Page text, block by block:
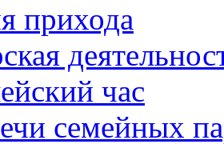
прихода
час
семейных